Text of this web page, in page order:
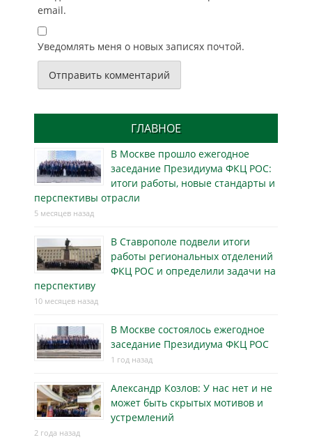
email.
Уведомлять меня о новых записях почтой.
ГЛАВНОЕ
В Москве прошло ежегодное
заседание Президиума ФКЦ РОС:
итоги работы, новые стандарты и
перспективы отрасли
5 месяцев назад
В Ставрополе подвели итоги
работы региональных отделений
ФКЦ РОС и определили задачи на
перспективу
10 месяцев назад
В Москве состоялось ежегодное
заседание Президиума ФКЦ РОС
1 год назад
Александр Козлов: У нас нет и не
может быть скрытых мотивов и
устремлений
2 года назад